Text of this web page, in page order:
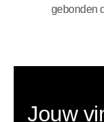
gebonden
Jouw